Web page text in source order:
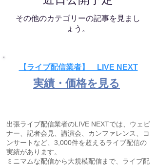
その他のカテゴリーの記事を見まし
ょう。
【ライブ配信業者】 LIVE NEXT
実績・価格を見る
出張ライブ配信業者のLIVE NEXTでは、ウェビ
ナー、記者会見、講演会、カンファレンス、コ
ンサートなど、3,000件を超えるライブ配信の
実績があります。
​ミニマムな配信から大規模配信まで、ライブ配